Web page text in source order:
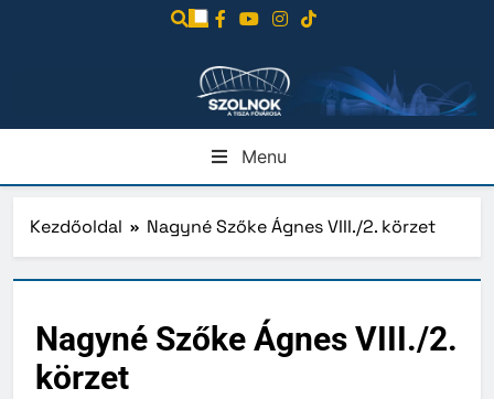
Menu
Kezdőoldal Nagyné Szőke Ágnes VIII./2. körzet
Nagyné Szőke Ágnes VIII./2.
körzet